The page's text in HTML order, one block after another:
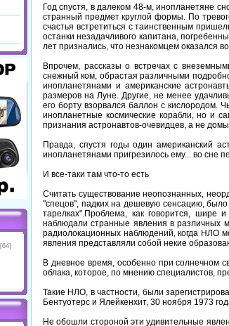
[64]
Год спустя, в далеком 48-м, инопланетяне
странный предмет круглой формы. По
счастья встретиться с таинственным
останки незадачливого капитана,
лет признались, что незнакомцем оказался
Впрочем, рассказы о встречах с
снежный ком, обрастая различными
инопланетянами и американские
размеров на Луне. Другие, не менее
его борту взорвался баллон с кислородом.
инопланетные космические корабли, но и
признания астронавтов-очевидцев, а не
Правда, спустя годы один американский
инопланетянами пригрезилось ему... во сне
И все-таки там что-то есть
Считать существование неопознанных,
"спецов", падких на дешевую сенсацию,
тарелках".Проблема, как говорится,
наблюдали странные явления в различных
радиолокационных наблюдений, когда НЛО
явления представляли собой некие
В дневное время, особенно при солнечном
облака, которое, по мнению специалистов,
Такие НЛО, в частности, были
Бентуотерс и Ялейкенхит, 30 ноября 1973
Не обошли стороной эти удивительные